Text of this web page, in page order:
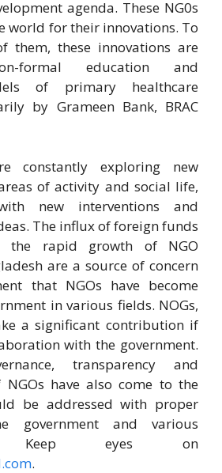
agenda. These NG0s
world for their innovations. To
them, these innovations are
formal education and
of primary healthcare
by Grameen Bank, BRAC
constantly exploring new
of activity and social life,
new interventions and
The influx of foreign funds
the rapid growth of NGO
are a source of concern
that NGOs have become
in various fields. NOGs,
a significant contribution if
with the government.
transparency and
have also come to the
be addressed with proper
government and various
Keep eyes on
.